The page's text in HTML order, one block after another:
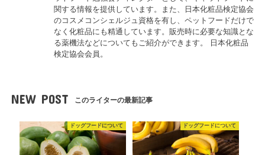
関する情報を提供しています。また、日本化粧品検定協会
のコスメコンシェルジュ資格を有し、ペットフードだけで
なく化粧品にも精通しています。販売時に必要な知識とな
る薬機法などについてもご紹介ができます。 日本化粧品
検定協会会員。
NEW POST このライターの最新記事
ドッグフードについて ドッグフードについて